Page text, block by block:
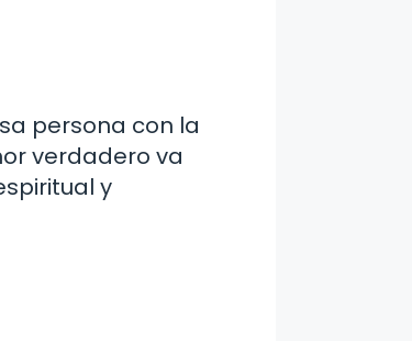
persona con la
verdadero va
y